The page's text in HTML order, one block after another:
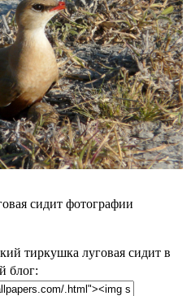
сидит фотографии
тиркушка луговая сидит в
блог: